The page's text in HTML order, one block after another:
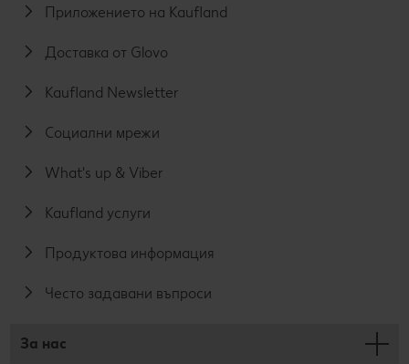
Приложението на Kaufland
Доставка от Glovo
Kaufland Newsletter
Социални мрежи
What's up & Viber
Kaufland услуги
Продуктова информация
Често задавани въпроси
За нас